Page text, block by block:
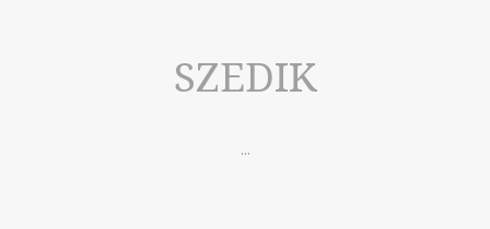
SZEDIK
...